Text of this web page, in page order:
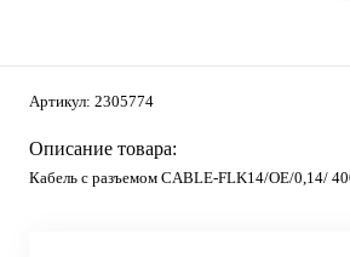
Артикул: 2305774
Описание товара:
Кабель с разъемом CABLE-FLK14/OE/0,14/